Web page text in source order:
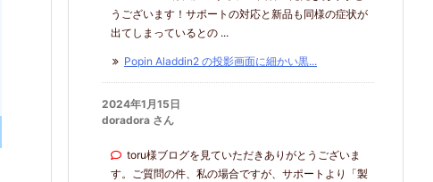
うございます！サポートの対応と新品も同様の症状が
出てしまっているとの ...
Popin Aladdin2 の投影画面に細かい黒...
2024年1月15日
doradora さん
toru様ブログを見ていただきありがとうございま
す。ご質問の件、私の場合ですが、サポートより「製